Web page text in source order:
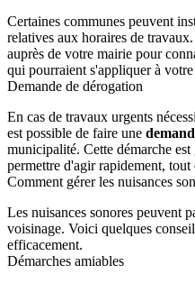
Certaines communes peuvent
relatives aux horaires de
auprès de votre mairie pour
qui pourraient s'appliquer à
Demande de dérogation
En cas de travaux urgents
est possible de faire une
municipalité. Cette démarche
permettre d'agir rapidement, tout
Comment gérer les nuisances
Les nuisances sonores peuvent
voisinage. Voici quelques
efficacement.
Démarches amiables